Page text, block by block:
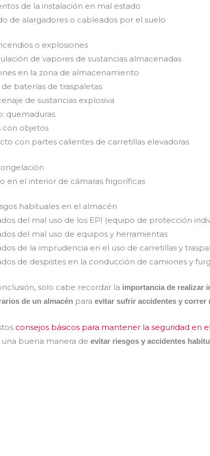
de la instalación en mal estado
de alargadores o cableados por el suelo
o explosiones
de vapores de sustancias almacenadas
en la zona de almacenamiento
de baterías de traspaletas
de sustancias explosiva
quemaduras
con objetos
con partes calientes de carretillas elevadoras
en el interior de cámaras frigoríficas
habituales en el almacén
del mal uso de los EPI (equipo de protección
del mal uso de equipos y herramientas
de la imprudencia en el uso de carretillas y
de despistes en la conducción de camiones y
solo cabe recordar la importancia de realizar
de un almacén paraevitar sufrir accidentes y correr
consejos básicos para mantener la seguridad en
buena manera deevitar riesgos y accidentes